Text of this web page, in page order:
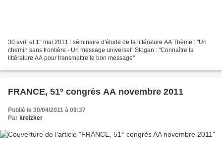
30 avril et 1° mai 2011 : séminaire d'étude de la littérature AA Thème : "Un
chemin sans frontière - Un message universel" Slogan : "Connaître la
littérature AA pour transmettre le bon message"
FRANCE, 51° congrès AA novembre 2011
Publié le 30/04/2011 à 09:37
Par kreizker